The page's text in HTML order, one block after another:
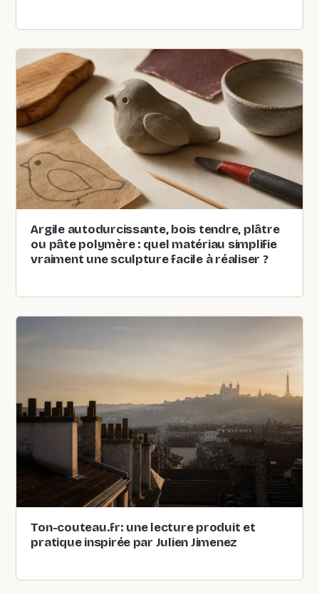
Argile autodurcissante, bois tendre, plâtre
ou pâte polymère : quel matériau simplifie
vraiment une sculpture facile à réaliser ?
Ton-couteau.fr: une lecture produit et
pratique inspirée par Julien Jimenez